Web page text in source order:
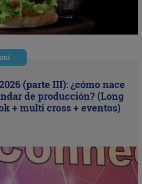
(parte III): ¿cómo nace
de producción? (Long
+ multi cross + eventos)